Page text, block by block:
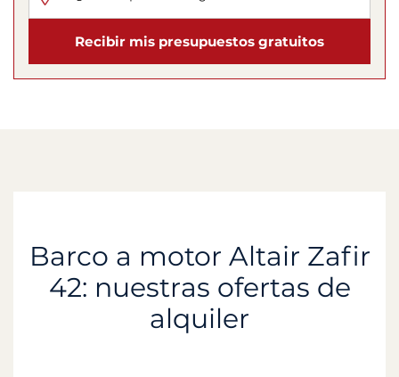
Recibir mis presupuestos gratuitos
Barco a motor Altair Zafir
42: nuestras ofertas de
alquiler